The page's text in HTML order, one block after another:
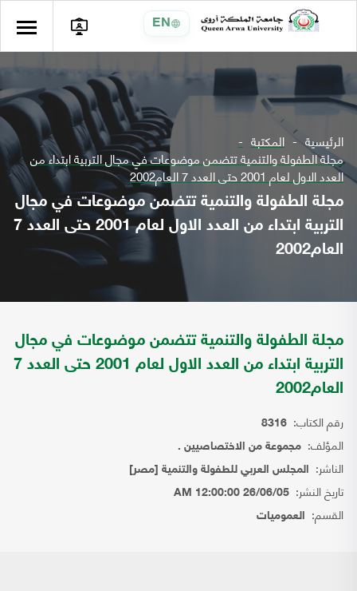
EN
الرئيسية المكتبة
مجلة الطفولة والتنمية تتضمن موضوعات في مجال التربية ابتداء من
العدد الاول لعام 2001 حتى العدد 7 العام2002
مجلة الطفولة والتنمية تتضمن موضوعات في مجال
التربية ابتداء من العدد الاول لعام 2001 حتى العدد 7
العام2002
مجلة الطفولة والتنمية تتضمن موضوعات في مجال
التربية ابتداء من العدد الاول لعام 2001 حتى العدد 7
العام2002
رقم الكتاب: 8316
المؤلف: مجموعة من الاختصاصيين .
الناشر: المجلس العربي للطفولة والتنمية [مصر]
تاريخ النشر: 26/06/05 12:00:00 AM
القسم: العموميات